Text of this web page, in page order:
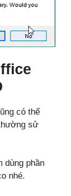
có thể
sử
dùng phần
nhé.